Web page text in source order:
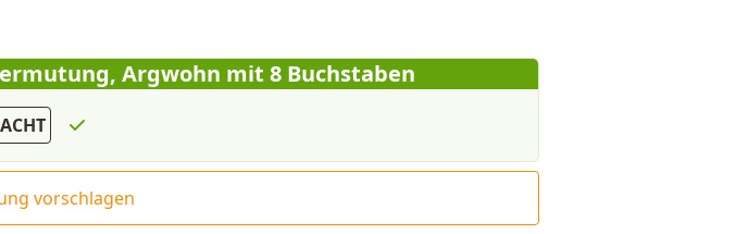
Argwohn mit 8 Buchstaben
vorschlagen